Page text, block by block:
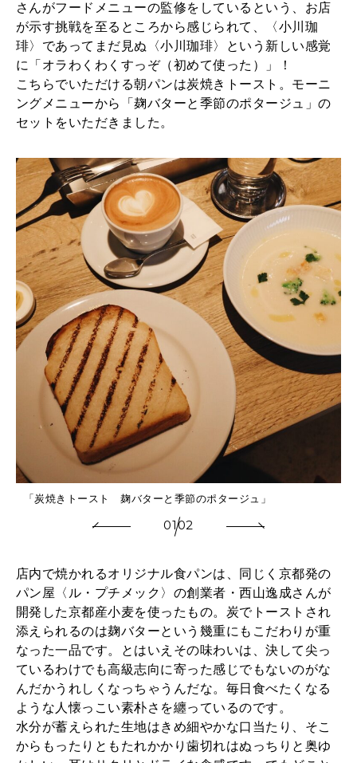
さんがフードメニューの監修をしているという、お店
が示す挑戦を至るところから感じられて、〈小川珈
琲〉であってまだ見ぬ〈小川珈琲〉という新しい感覚
に「オラわくわくすっぞ（初めて使った）」！
こちらでいただける朝パンは炭焼きトースト。モーニ
ングメニューから「麹バターと季節のポタージュ」の
セットをいただきました。
「炭焼きトースト 麹バターと季節のポタージュ」
0102
店内で焼かれるオリジナル食パンは、同じく京都発の
パン屋〈ル・プチメック〉の創業者・西山逸成さんが
開発した京都産小麦を使ったもの。炭でトーストされ
添えられるのは麹バターという幾重にもこだわりが重
なった一品です。とはいえその味わいは、決して尖っ
ているわけでも高級志向に寄った感じでもないのがな
んだかうれしくなっちゃうんだな。毎日食べたくなる
ような人懐っこい素朴さを纏っているのです。
水分が蓄えられた生地はきめ細やかな口当たり、そこ
からもったりともたれかかり歯切れはぬっちりと奥ゆ